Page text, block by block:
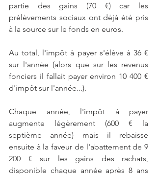
partie des gains (70 €) car les
prélèvements sociaux ont déjà été pris
à la source sur le fonds en euros.
Au total, l'impôt à payer s'élève à 36 €
sur l'année (alors que sur les revenus
fonciers il fallait payer environ 10 400 €
d'impôt sur l'année...).
Chaque année, l'impôt à payer
augmente légèrement (600 € la
septième année) mais il rebaisse
ensuite à la faveur de l'abattement de 9
200 € sur les gains des rachats,
disponible chaque année après 8 ans